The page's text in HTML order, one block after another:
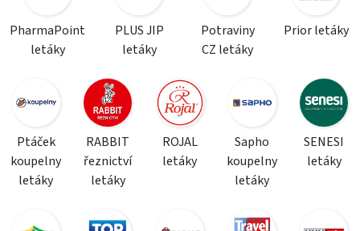
PharmaPoint
letáky
PLUS JIP
letáky
Potraviny
CZ letáky
Prior letáky
Ptáček
koupelny
letáky
RABBIT
řeznictví
letáky
ROJAL
letáky
Sapho
koupelny
letáky
SENESI
letáky